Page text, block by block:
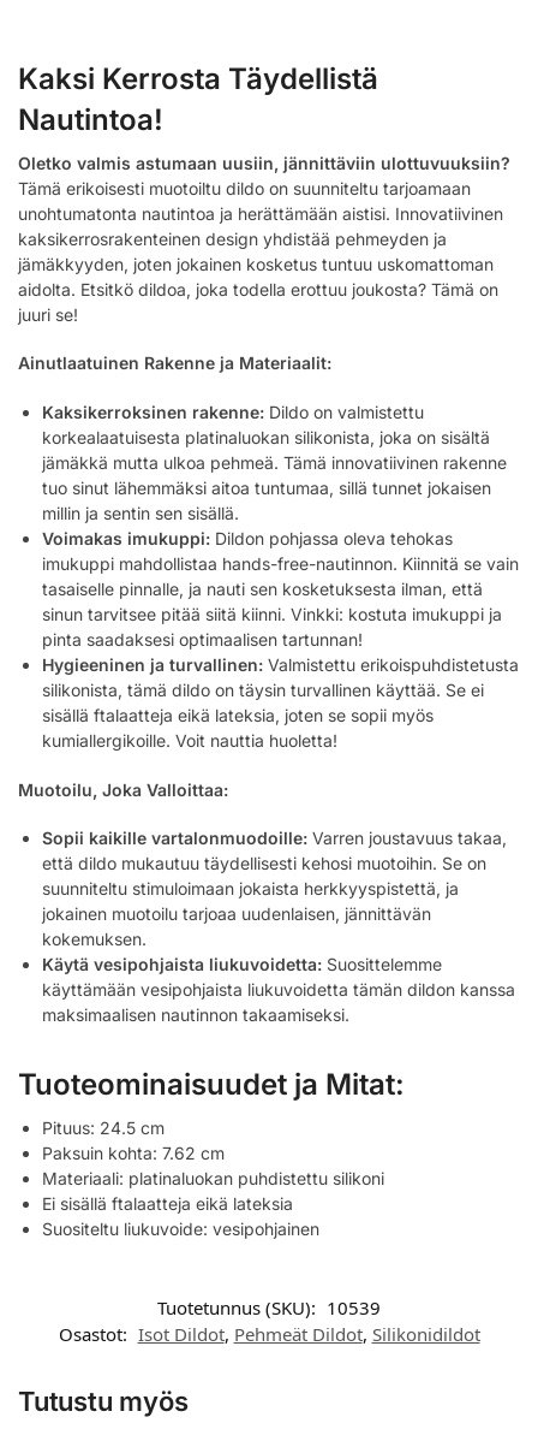
Kaksi Kerrosta Täydellistä
Nautintoa!
Oletko valmis astumaan uusiin, jännittäviin ulottuvuuksiin?
Tämä erikoisesti muotoiltu dildo on suunniteltu tarjoamaan
unohtumatonta nautintoa ja herättämään aistisi. Innovatiivinen
kaksikerrosrakenteinen design yhdistää pehmeyden ja
jämäkkyyden, joten jokainen kosketus tuntuu uskomattoman
aidolta. Etsitkö dildoa, joka todella erottuu joukosta? Tämä on
juuri se!
Ainutlaatuinen Rakenne ja Materiaalit:
Kaksikerroksinen rakenne: Dildo on valmistettu
korkealaatuisesta platinaluokan silikonista, joka on sisältä
jämäkkä mutta ulkoa pehmeä. Tämä innovatiivinen rakenne
tuo sinut lähemmäksi aitoa tuntumaa, sillä tunnet jokaisen
millin ja sentin sen sisällä.
Voimakas imukuppi: Dildon pohjassa oleva tehokas
imukuppi mahdollistaa hands-free-nautinnon. Kiinnitä se vain
tasaiselle pinnalle, ja nauti sen kosketuksesta ilman, että
sinun tarvitsee pitää siitä kiinni. Vinkki: kostuta imukuppi ja
pinta saadaksesi optimaalisen tartunnan!
Hygieeninen ja turvallinen: Valmistettu erikoispuhdistetusta
silikonista, tämä dildo on täysin turvallinen käyttää. Se ei
sisällä ftalaatteja eikä lateksia, joten se sopii myös
kumiallergikoille. Voit nauttia huoletta!
Muotoilu, Joka Valloittaa:
Sopii kaikille vartalonmuodoille: Varren joustavuus takaa,
että dildo mukautuu täydellisesti kehosi muotoihin. Se on
suunniteltu stimuloimaan jokaista herkkyyspistettä, ja
jokainen muotoilu tarjoaa uudenlaisen, jännittävän
kokemuksen.
Käytä vesipohjaista liukuvoidetta: Suosittelemme
käyttämään vesipohjaista liukuvoidetta tämän dildon kanssa
maksimaalisen nautinnon takaamiseksi.
Tuoteominaisuudet ja Mitat:
Pituus: 24.5 cm
Paksuin kohta: 7.62 cm
Materiaali: platinaluokan puhdistettu silikoni
Ei sisällä ftalaatteja eikä lateksia
Suositeltu liukuvoide: vesipohjainen
Tuotetunnus (SKU): 10539
Osastot: Isot Dildot, Pehmeät Dildot, Silikonidildot
Tutustu myös